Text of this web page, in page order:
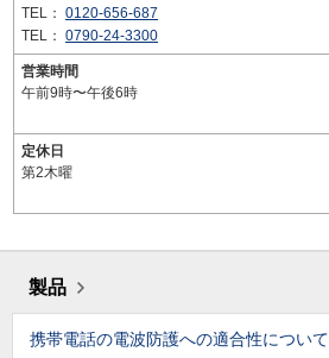
TEL： 0120-656-687
TEL： 0790-24-3300
営業時間
午前9時〜午後6時
定休日
第2木曜
製品
携帯電話の電波防護への適合性について